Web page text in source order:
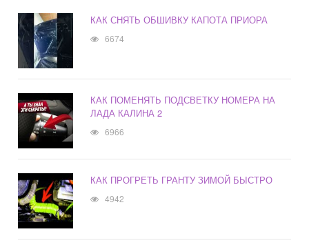
КАК СНЯТЬ ОБШИВКУ КАПОТА ПРИОРА
6674
КАК ПОМЕНЯТЬ ПОДСВЕТКУ НОМЕРА НА
ЛАДА КАЛИНА 2
6966
КАК ПРОГРЕТЬ ГРАНТУ ЗИМОЙ БЫСТРО
4942